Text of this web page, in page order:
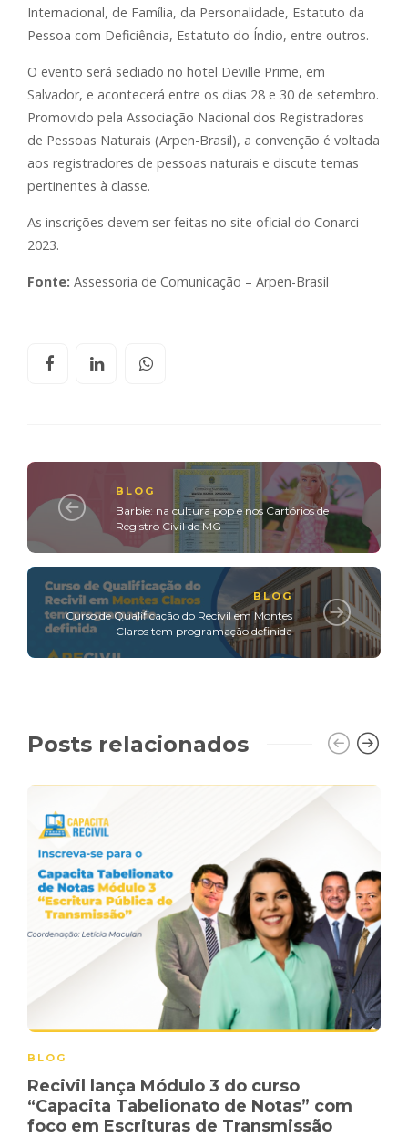
Internacional, de Família, da Personalidade, Estatuto da
Pessoa com Deficiência, Estatuto do Índio, entre outros.
O evento será sediado no hotel Deville Prime, em
Salvador, e acontecerá entre os dias 28 e 30 de setembro.
Promovido pela Associação Nacional dos Registradores
de Pessoas Naturais (Arpen-Brasil), a convenção é voltada
aos registradores de pessoas naturais e discute temas
pertinentes à classe.
As inscrições devem ser feitas no site oficial do Conarci
2023.
Fonte: Assessoria de Comunicação – Arpen-Brasil
BLOG
Barbie: na cultura pop e nos Cartórios de
Registro Civil de MG
BLOG
Curso de Qualificação do Recivil em Montes
Claros tem programação definida
Posts relacionados
BLOG
Recivil lança Módulo 3 do curso
“Capacita Tabelionato de Notas” com
foco em Escrituras de Transmissão